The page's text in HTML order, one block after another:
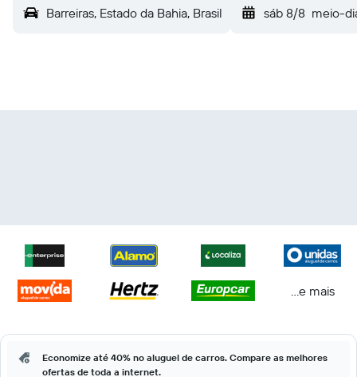
Barreiras, Estado da Bahia, Brasil sáb 8/8 meio-
...e mais
Economize até 40% no aluguel de carros. Compare as melhores
ofertas de toda a internet.